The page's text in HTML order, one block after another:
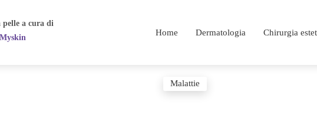
pellea cura di
Home Dermatologia Chirurgia
Malattie